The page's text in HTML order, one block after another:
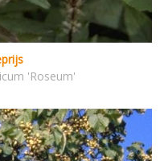
'Roseum'